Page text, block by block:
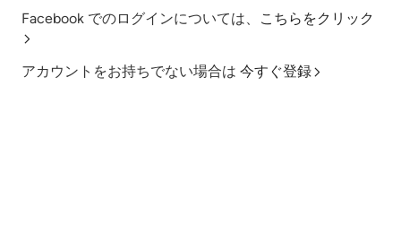
Facebook でのログインについては、 こちらをクリック
アカウントをお持ちでない場合は 今すぐ登録